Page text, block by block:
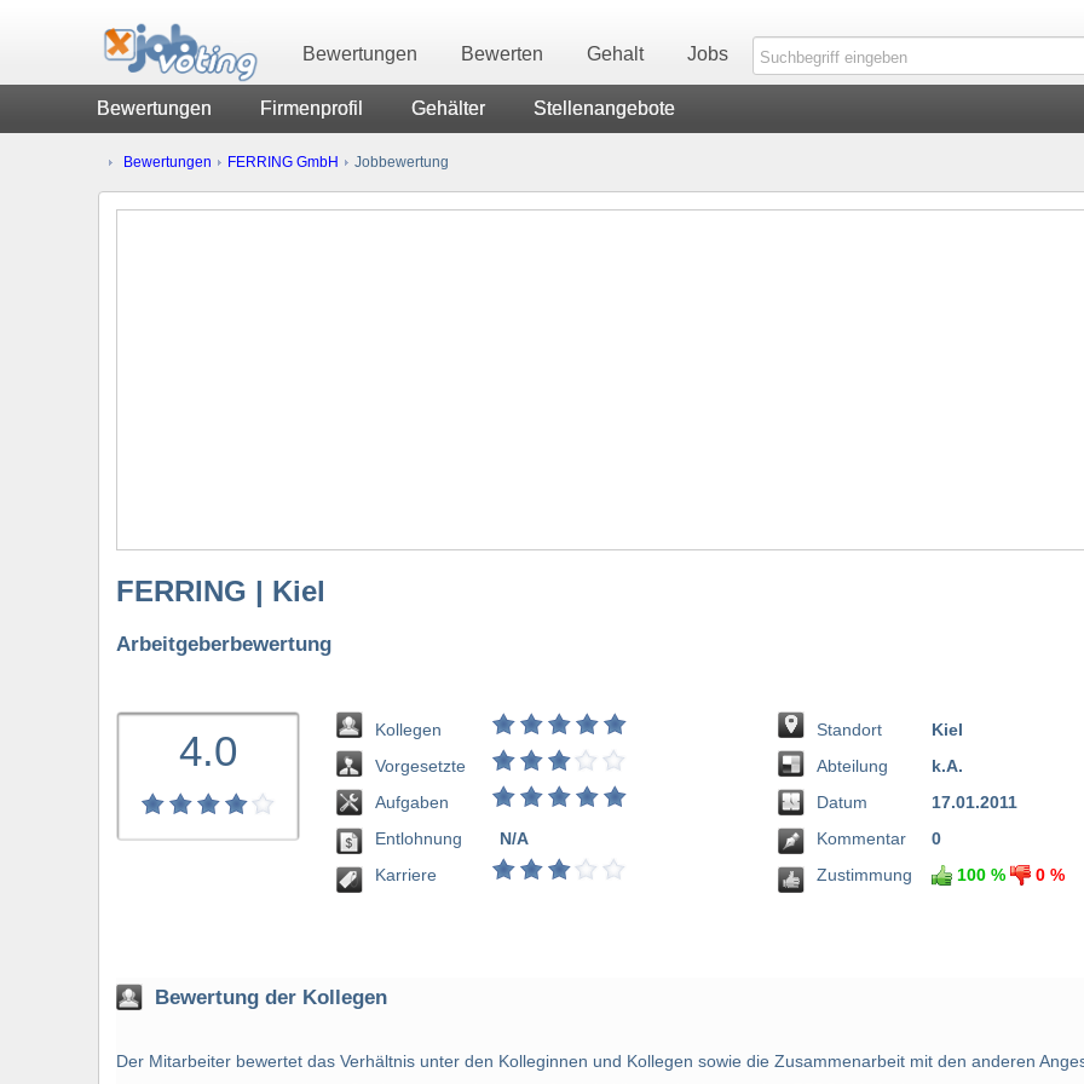
Bewertungen Bewerten Gehalt Jobs
Bewertungen Firmenprofil Gehälter Stellenangebote
Bewertungen FERRING GmbH Jobbewertung
FERRING | Kiel
Arbeitgeberbewertung
4.0
Kollegen
Vorgesetzte
Aufgaben
Entlohnung
Karriere
N/A
Standort
Abteilung
Datum
Kommentar
Zustimmung
Kiel
k.A.
17.01.2011
0
100 %
0 %
Bewertung der Kollegen
Der Mitarbeiter bewertet das Verhältnis unter den Kolleginnen und Kollegen sowie die Zusammenarbeit mit den anderen